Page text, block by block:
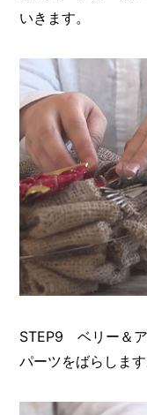
いきます。
STEP9 ベリー＆
パーツをばらします